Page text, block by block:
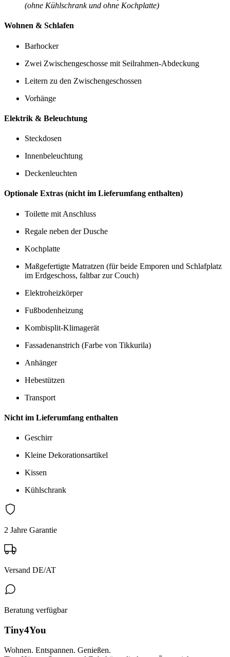
(ohne Kühlschrank und ohne Kochplatte)
Wohnen & Schlafen
Barhocker
Zwei Zwischengeschosse mit Seilrahmen-Abdeckung
Leitern zu den Zwischengeschossen
Vorhänge
Elektrik & Beleuchtung
Steckdosen
Innenbeleuchtung
Deckenleuchten
Optionale Extras (nicht im Lieferumfang enthalten)
Toilette mit Anschluss
Regale neben der Dusche
Kochplatte
Maßgefertigte Matratzen (für beide Emporen und Schlafplatz
im Erdgeschoss, faltbar zur Couch)
Elektroheizkörper
Fußbodenheizung
Kombisplit-Klimagerät
Fassadenanstrich (Farbe von Tikkurila)
Anhänger
Hebestützen
Transport
Nicht im Lieferumfang enthalten
Geschirr
Kleine Dekorationsartikel
Kissen
Kühlschrank
2 Jahre Garantie
Versand DE/AT
Beratung verfügbar
Tiny4You
Wohnen. Entspannen. Genießen.